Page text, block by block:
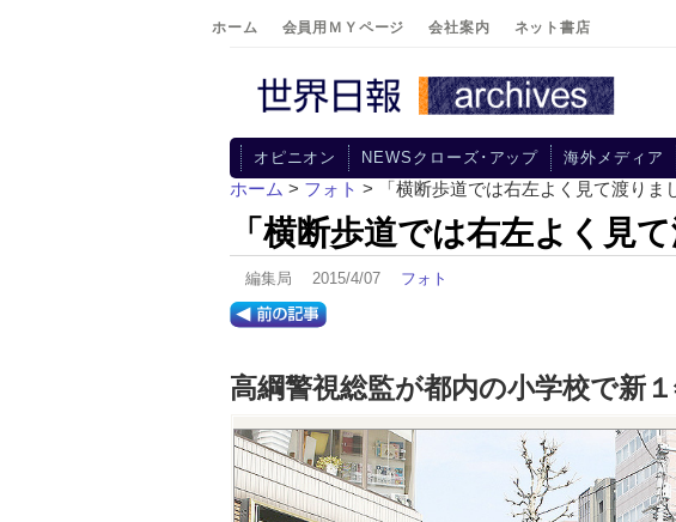
ホーム 会員用ＭＹページ 会社案内 ネット書店
オピニオン NEWSクローズ･アップ 海外メディア
ホーム > フォト > 「横断歩道では右左よく見て渡りま
「横断歩道では右左よく見
編集局 2015/4/07 フォト
高綱警視総監が都内の小学校で新